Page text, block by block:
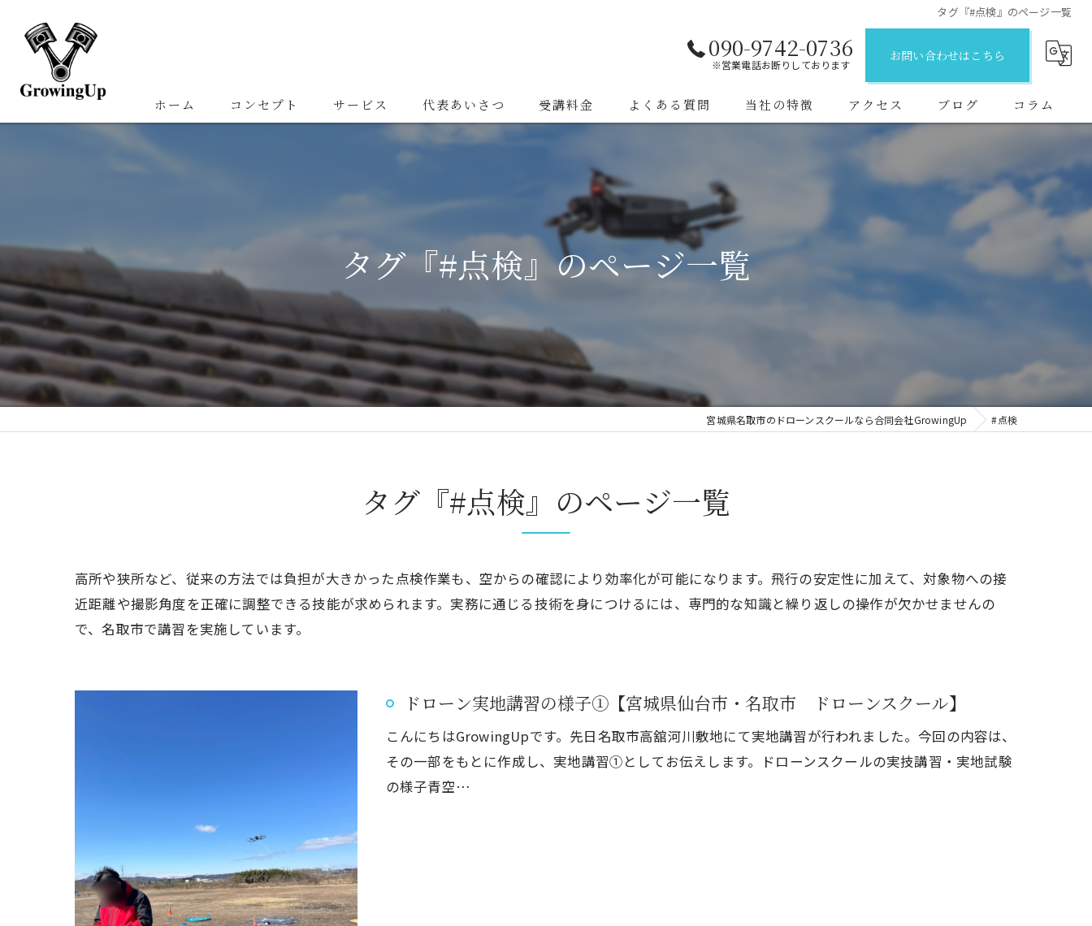
タグ『#点検』のページ一覧
090-9742-0736
※営業電話お断りしております
お問い合わせはこちら
ホーム コンセプト サービス 代表あいさつ 受講料金 よくある質問 当社の特徴
二等資格
アクセス ブログ コラム
タグ『#点検』のページ一覧
宮城県名取市のドローンスクールなら合同会社GrowingUp #点検
タグ『#点検』のページ一覧
高所や狭所など、従来の方法では負担が大きかった点検作業も、空からの確認により効率化が可能になります。飛行の安定性に加えて、対象物への接
近距離や撮影角度を正確に調整できる技能が求められます。実務に通じる技術を身につけるには、専門的な知識と繰り返しの操作が欠かせませんの
で、名取市で講習を実施しています。
ドローン実地講習の様子①【宮城県仙台市・名取市 ドローンスクール】
こんにちはGrowingUpです。先日名取市高舘河川敷地にて実地講習が行われました。今回の内容は、
その一部をもとに作成し、実地講習①としてお伝えします。ドローンスクールの実技講習・実地試験
の様子青空…